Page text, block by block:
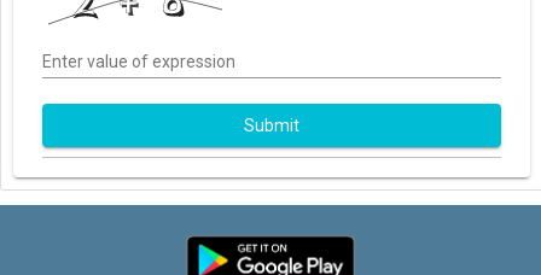
Enter value of expression
Submit